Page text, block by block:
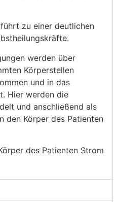
zu einer deutlichen
werden über
Körperstellen
und in das
Hier werden die
und anschließend als
den Körper des Patienten
des Patienten Strom